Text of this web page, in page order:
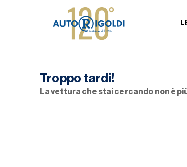
Troppo tardi!
La vettura che stai cercando non è